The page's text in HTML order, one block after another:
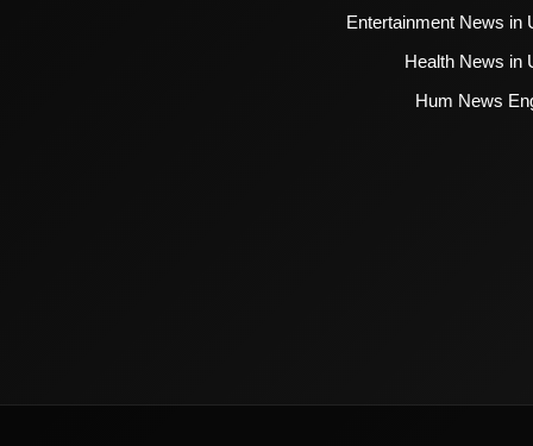
Entertainment News in
Health News in
Hum News